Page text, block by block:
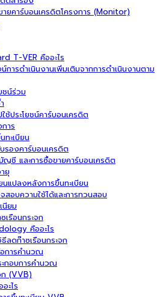
ยคาร์บอนเครดิตโครงการ (Monitor)
T-VER คืออะไร
การดำเนินงานเพิ่มเติมจากการดำเนินงานตาม
ชน์ร่วม
ใช้ประโยชน์คาร์บอนเครดิต
าร
ทะเบียน
รองคาร์บอนเครดิต
ญชี และการซื้อขายคาร์บอนเครดิต
ยุ
นแปลงหลังการขึ้นทะเบียน
สอบความใช้ได้และการทวนสอบ
นียม
เรือนกระจก
คืออะไร
ธีลดก๊าซเรือนกระจก
การคำนวณ
กอบการคำนวณ
ก (VVB)
ะไร